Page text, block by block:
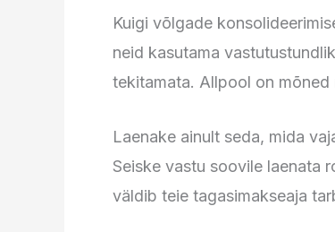
Kuigi võlgade
neid kasutama
tekitamata. Allpool on mõned
Laenake ainult seda, mida
Seiske vastu soovile laenata
väldib teie tagasimakseaja